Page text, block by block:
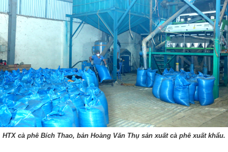
HTX cà phê Bích Thao, bản Hoàng Văn Thụ sản xuất cà phê xuất khẩu.